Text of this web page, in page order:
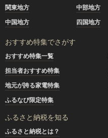
関東地方
中部地方
中国地方
四国地方
おすすめ特集でさがす
おすすめ特集一覧
担当者おすすめ特集
地元が誇る家電特集
ふるなび限定特集
ふるさと納税を知る
ふるさと納税とは？